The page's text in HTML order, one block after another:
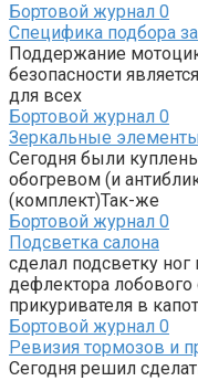
Бортовой журнал 0
Специфика подбора
Поддержание
безопасности
для всех
Бортовой журнал 0
Зеркальные
Сегодня были
обогревом (и
(комплект)Так-же
Бортовой журнал 0
Подсветка салона
сделал подсветку
дефлектора лобового
прикуривателя в
Бортовой журнал 0
Ревизия тормозов и
Сегодня решил